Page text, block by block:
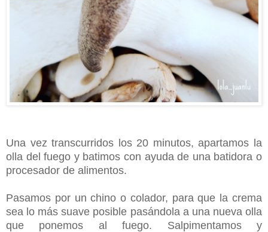
Una vez transcurridos los 20 minutos, apartamos la
olla del fuego y batimos con ayuda de una batidora o
procesador de alimentos.
Pasamos por un chino o colador, para que la crema
sea lo más suave posible pasándola a una nueva olla
que ponemos al fuego. Salpimentamos y